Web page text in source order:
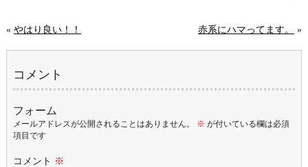
« やはり良い！！ 赤系にハマってます。 »
コメント
フォーム
メールアドレスが公開されることはありません。 ※ が付いている欄は必須
項目です
コメント ※